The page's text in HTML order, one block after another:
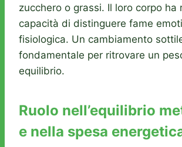
zucchero o grassi. Il loro corpo ha
capacità di distinguere fame
fisiologica. Un cambiamento
fondamentale per ritrovare un
equilibrio.
Ruolo nell’equilibrio
e nella spesa